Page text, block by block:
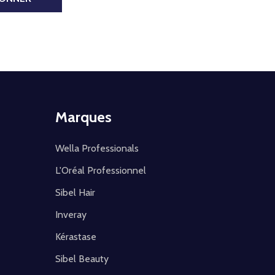
Marques
Wella Professionals
L'Oréal Professionnel
Sibel Hair
Inveray
Kérastase
Sibel Beauty